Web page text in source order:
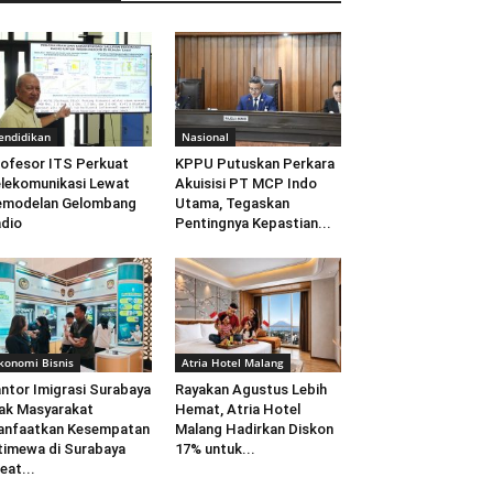
ITS Perkuat
Lewat
Gelombang
Nasional
KPPU Putuskan Perkara
Akuisisi PT MCP Indo
Utama, Tegaskan
Pentingnya Kepastian...
Bisnis
Imigrasi Surabaya
Masyarakat
Kesempatan
di Surabaya
Atria Hotel Malang
Rayakan Agustus Lebih
Hemat, Atria Hotel
Malang Hadirkan Diskon
17% untuk...